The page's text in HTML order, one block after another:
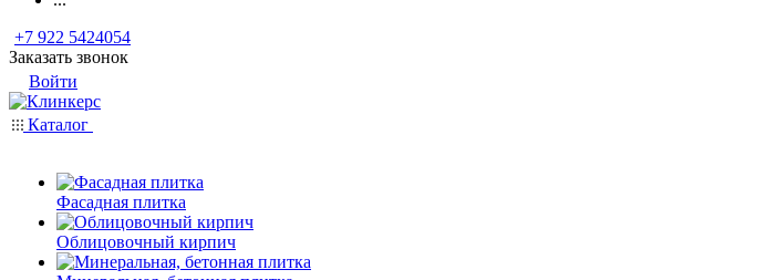
+7 922 5424054
Заказать звонок
Войти
Каталог
Фасадная плитка
Облицовочный кирпич